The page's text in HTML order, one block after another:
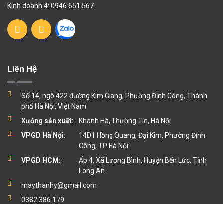
Kinh doanh 4: 0946.651.567
Liên Hệ
Số 14, ngõ 422 đường Kim Giang, Phường Định Công, Thành
phố Hà Nội, Việt Nam
Xưởng sản xuất:
Khánh Hà, Thường Tín, Hà Nội
VPGD Hà Nội:
14D1 Hồng Quang, Đại Kim, Phường Định
Công, TP Hà Nội
VPGD HCM:
Ấp 4, Xã Lương Bình, Huyện Bến Lức, Tỉnh
Long An
maythanhy@gmail.com
0382.386.179